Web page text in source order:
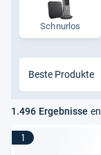
Schnurlos
1.496 Ergebnisse
1